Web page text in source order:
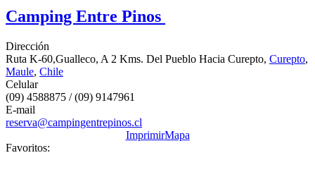
Camping Entre Pinos
Dirección
Ruta K-60,Gualleco, A 2 Kms. Del Pueblo Hacia Curepto, Curepto,
Maule, Chile
Celular
(09) 4588875 / (09) 9147961
E-mail
reserva@campingentrepinos.cl
ImprimirMapa
Favoritos: